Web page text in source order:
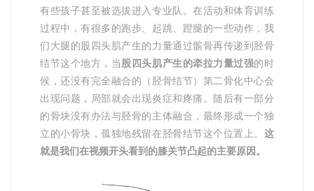
有些孩子甚至被选拔进入专业队。在活动和体育训练
过程中，有很多的跑步、起跳、蹬腿的一些动作，我
们大腿的股四头肌产生的力量通过髌骨再传递到胫骨
结节这个地方，当股四头肌产生的牵拉力量过强的时
候，还没有完全融合的（胫骨结节）第二骨化中心会
出现问题，局部就会出现炎症和疼痛。随后有一部分
的骨块没有办法与胫骨的主体融合，最终形成一个独
立的小骨块，孤独地残留在胫骨结节这个位置上。 这
就是我们在视频开头看到的膝关节凸起的主要原因。